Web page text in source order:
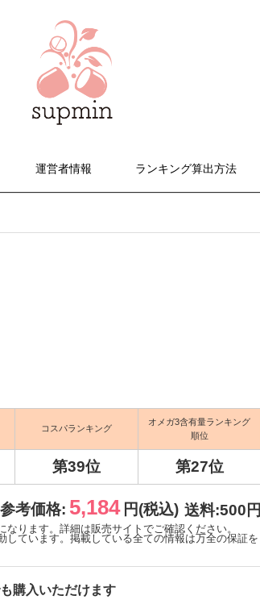
運営者情報 ランキング算出方法
コスパランキング
オメガ3含有量ランキング
順位
第39位 第27位
考価格: 5,184 円(税込) 送料:500円
ります。詳細は販売サイトでご確認ください。
しています。掲載している全ての情報は万全の保証を
購入いただけます